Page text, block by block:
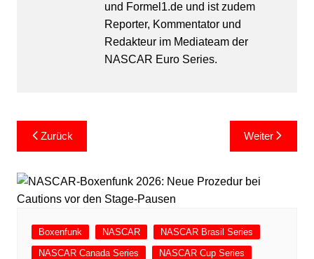
und Formel1.de und ist zudem
Reporter, Kommentator und
Redakteur im Mediateam der
NASCAR Euro Series.
Beitragsnavigation
Zurück Weiter
Boxenfunk NASCAR
NASCAR Brasil Series
NASCAR Canada Series
NASCAR Cup Series